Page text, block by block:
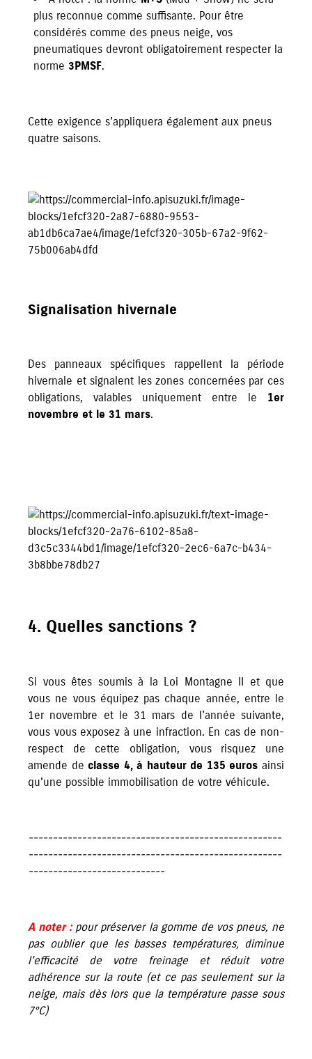
plus reconnue comme suffisante. Pour être
considérés comme des pneus neige, vos
pneumatiques devront obligatoirement respecter la
norme 3PMSF.
Cette exigence s’appliquera également aux pneus
quatre saisons.
Signalisation hivernale
Des panneaux spécifiques rappellent la période
hivernale et signalent les zones concernées par ces
obligations, valables uniquement entre le 1er
novembre et le 31 mars.
4. Quelles sanctions ?
Si vous êtes soumis à la Loi Montagne II et que
vous ne vous équipez pas chaque année, entre le
1er novembre et le 31 mars de l’année suivante,
vous vous exposez à une infraction. En cas de non-
respect de cette obligation, vous risquez une
amende de classe 4, à hauteur de 135 eurosainsi
qu'une possible immobilisation de votre véhicule.
----------------------------------------------------
----------------------------------------------------
----------------------------
A noter :pour préserver la gomme de vos pneus, ne
pas oublier que les basses températures, diminue
l'efficacité de votre freinage et réduit votre
adhérence sur la route (et ce pas seulement sur la
neige, mais dès lors que la température passe sous
7°C)